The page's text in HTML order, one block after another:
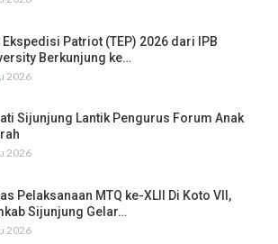
Patriot (TEP) 2026 dari IPB
Berkunjung ke…
2026
Sijunjung Lantik Pengurus Forum Anak
2026
Pelaksanaan MTQ ke-XLII Di Koto VII,
Sijunjung Gelar…
2026